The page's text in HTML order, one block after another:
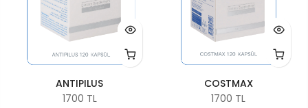
ANTIPILUS
1700 TL
COSTMAX
1700 TL